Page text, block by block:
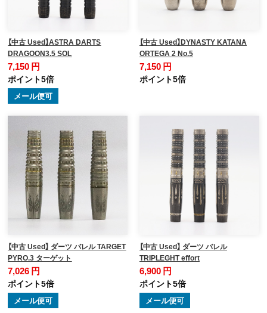
【中古 Used】ASTRA DARTS
DRAGOON3.5 SOL
7,150 円
ポイント5倍
メール便可
【中古 Used】DYNASTY KATANA
ORTEGA 2 No.5
7,150 円
ポイント5倍
【中古 Used】 ダーツ バレル TARGET
PYRO.3 ターゲット
7,026 円
ポイント5倍
メール便可
【中古 Used】 ダーツ バレル
TRIPLEGHT effort
6,900 円
ポイント5倍
メール便可